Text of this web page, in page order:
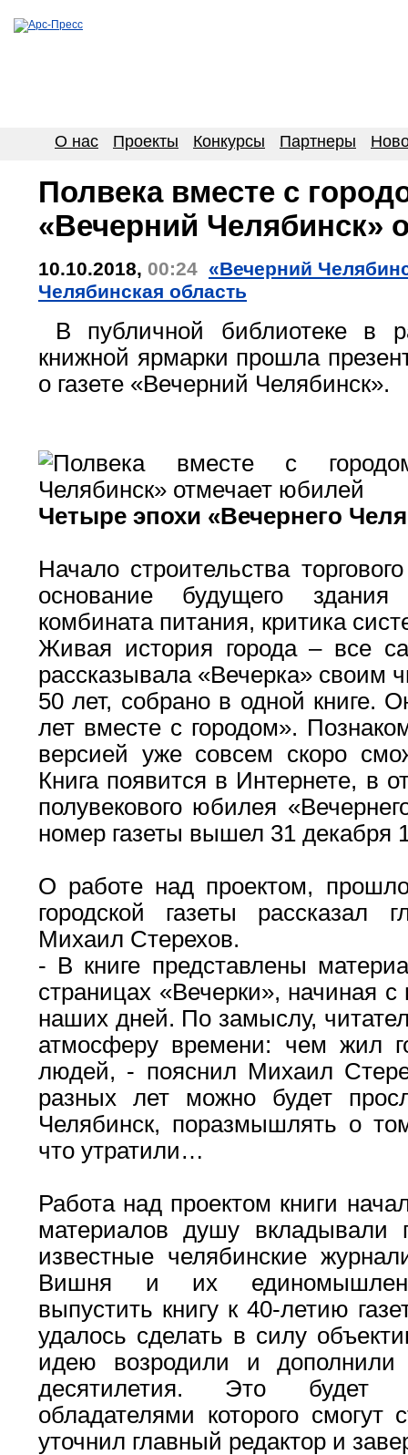
О нас Проекты Конкурсы Партнеры
Полвека вместе с
«Вечерний Челябинск»
10.10.2018, 00:24 «Вечерний
Челябинская область
В публичной библиотеке в
книжной ярмарки прошла
о газете «Вечерний Челябинск».
Четыре эпохи «Вечернего
Начало строительства
основание будущего
комбината питания, критика
Живая история города – все
рассказывала «Вечерка» своим
50 лет, собрано в одной книге.
лет вместе с городом».
версией уже совсем скоро
Книга появится в Интернете, в
полувекового юбилея
номер газеты вышел 31 декабря
О работе над проектом,
городской газеты рассказал
Михаил Стерехов.
- В книге представлены
страницах «Вечерки», начиная
наших дней. По замыслу,
атмосферу времени: чем жил
людей, - пояснил Михаил
разных лет можно будет
Челябинск, поразмышлять о
что утратили…
Работа над проектом книги
материалов душу вкладывали
известные челябинские
Вишня и их
выпустить книгу к 40-летию
удалось сделать в силу
идею возродили и дополнили
десятилетия. Это будет
обладателями которого смогут
уточнил главный редактор и